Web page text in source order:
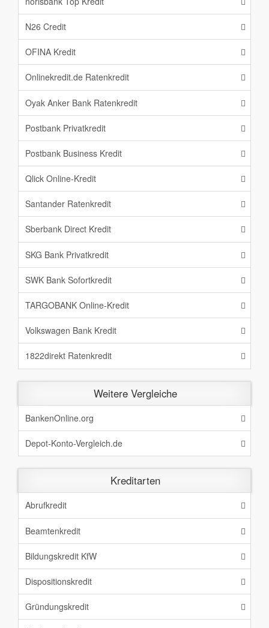
N26 Credit
OFINA Kredit
Onlinekredit.de Ratenkredit
Oyak Anker Bank Ratenkredit
Postbank Privatkredit
Postbank Business Kredit
Qlick Online-Kredit
Santander Ratenkredit
Sberbank Direct Kredit
SKG Bank Privatkredit
SWK Bank Sofortkredit
TARGOBANK Online-Kredit
Volkswagen Bank Kredit
1822direkt Ratenkredit
Weitere Vergleiche
BankenOnline.org
Depot-Konto-Vergleich.de
Kreditarten
Abrufkredit
Beamtenkredit
Bildungskredit KfW
Dispositionskredit
Gründungskredit